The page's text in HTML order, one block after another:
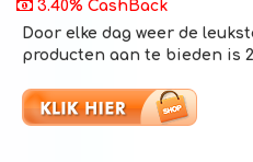
3.40% CashBack
Door elke dag weer de
producten aan te bieden is